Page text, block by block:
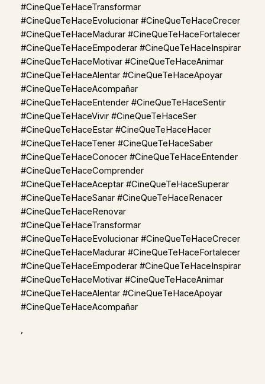
#CineQueTeHaceTransformar
#CineQueTeHaceEvolucionar #CineQueTeHaceCrecer
#CineQueTeHaceMadurar #CineQueTeHaceFortalecer
#CineQueTeHaceEmpoderar #CineQueTeHaceInspirar
#CineQueTeHaceMotivar #CineQueTeHaceAnimar
#CineQueTeHaceAlentar #CineQueTeHaceApoyar
#CineQueTeHaceAcompañar
#CineQueTeHaceEntender #CineQueTeHaceSentir
#CineQueTeHaceVivir #CineQueTeHaceSer
#CineQueTeHaceEstar #CineQueTeHaceHacer
#CineQueTeHaceTener #CineQueTeHaceSaber
#CineQueTeHaceConocer #CineQueTeHaceEntender
#CineQueTeHaceComprender
#CineQueTeHaceAceptar #CineQueTeHaceSuperar
#CineQueTeHaceSanar #CineQueTeHaceRenacer
#CineQueTeHaceRenovar
#CineQueTeHaceTransformar
#CineQueTeHaceEvolucionar #CineQueTeHaceCrecer
#CineQueTeHaceMadurar #CineQueTeHaceFortalecer
#CineQueTeHaceEmpoderar #CineQueTeHaceInspirar
#CineQueTeHaceMotivar #CineQueTeHaceAnimar
#CineQueTeHaceAlentar #CineQueTeHaceApoyar
#CineQueTeHaceAcompañar